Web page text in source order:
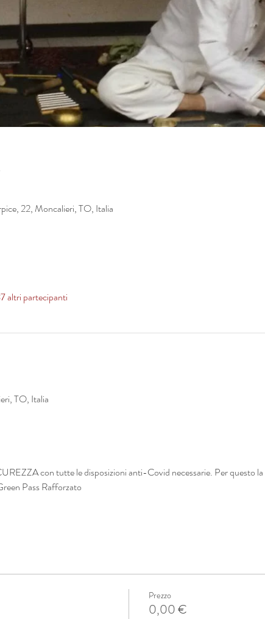
22, Moncalieri, TO, Italia
altri partecipanti
TO, Italia
con tutte le disposizioni anti-Covid necessarie. Per questo
Pass Rafforzato
Prezzo
0,00 €